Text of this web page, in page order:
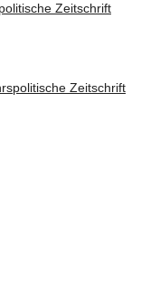
Zeitschrift